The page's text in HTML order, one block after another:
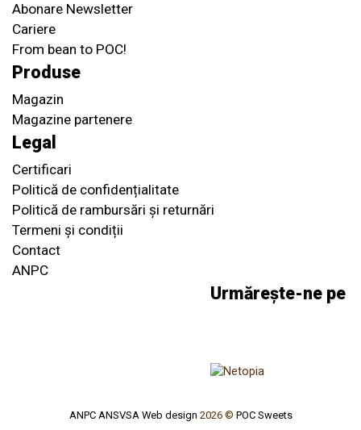
Abonare Newsletter
Cariere
From bean to POC!
Produse
Magazin
Magazine partenere
Legal
Certificari
Politică de confidențialitate
Politică de rambursări și returnări
Termeni și condiții
Contact
ANPC
Urmărește-ne pe
ANPC ANSVSA Web design 2026 © POC Sweets